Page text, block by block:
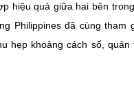
hiệu quả giữa hai bên
Philippines đã cùng
hẹp khoảng cách số,